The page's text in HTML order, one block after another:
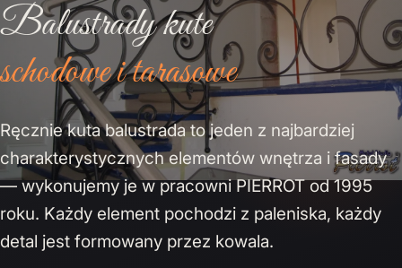
Balustrady kute
schodowe i tarasowe
Ręcznie kuta balustrada to jeden z najbardziej
charakterystycznych elementów wnętrza i fasady
— wykonujemy je w pracowni PIERROT od 1995
roku. Każdy element pochodzi z paleniska, każdy
detal jest formowany przez kowala.